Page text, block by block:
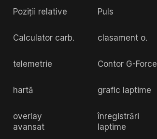
Poziții relative
Calculator carb.
telemetrie
hartă
overlay
avansat
Puls
clasament o.
Contor G-Force
grafic laptime
înregistrări
laptime